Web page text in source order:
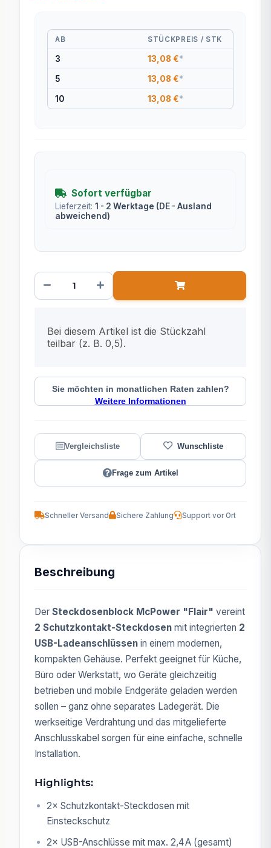
AB STÜCKPREIS / STK
3 13,08 €*
5 13,08 €*
10 13,08 €*
Sofort verfügbar
Lieferzeit: 1 - 2 Werktage (DE - Ausland
abweichend)
Bei diesem Artikel ist die Stückzahl
teilbar (z. B. 0,5).
Sie möchten in monatlichen Raten zahlen?
Weitere Informationen
Frage zum Artikel
Schneller Versand Sichere Zahlung Support vor Ort
Beschreibung
Der Steckdosenblock McPower "Flair" vereint
2 Schutzkontakt-Steckdosen mit integrierten 2
USB-Ladeanschlüssen in einem modernen,
kompakten Gehäuse. Perfekt geeignet für Küche,
Büro oder Werkstatt, wo Geräte gleichzeitig
betrieben und mobile Endgeräte geladen werden
sollen – ganz ohne separates Ladegerät. Die
werkseitige Verdrahtung und das mitgelieferte
Anschlusskabel sorgen für eine einfache, schnelle
Installation.
Highlights:
2× Schutzkontakt-Steckdosen mit
Einsteckschutz
2× USB-Anschlüsse mit max. 2,4 A (gesamt)